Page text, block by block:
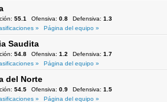
55.1 Ofensiva: 0.8 Defensiva: 1.3
»
Página del equipo »
Saudita
54.8 Ofensiva: 1.2 Defensiva: 1.7
»
Página del equipo »
del Norte
54.5 Ofensiva: 0.9 Defensiva: 1.5
»
Página del equipo »